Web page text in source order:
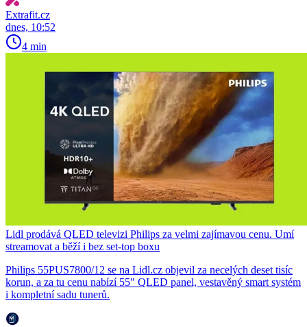
Extrafit.cz
dnes, 10:52
4 min
Lidl prodává QLED televizi Philips za velmi zajímavou cenu. Umí
streamovat a běží i bez set-top boxu
Philips 55PUS7800/12 se na Lidl.cz objevil za necelých deset tisíc
korun, a za tu cenu nabízí 55″ QLED panel, vestavěný smart systém
i kompletní sadu tunerů.